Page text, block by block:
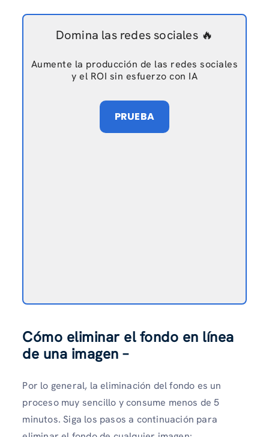
Domina las redes sociales 🔥
Aumente la producción de las redes sociales
y el ROI sin esfuerzo con IA
PRUEBA
Cómo eliminar el fondo en línea
de una imagen –
Por lo general, la eliminación del fondo es un
proceso muy sencillo y consume menos de 5
minutos. Siga los pasos a continuación para